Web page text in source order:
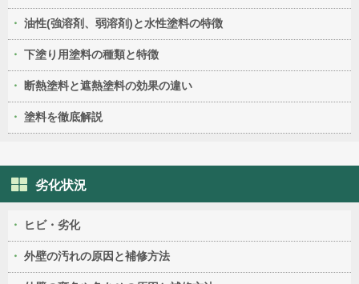
油性(強溶剤、弱溶剤)と水性塗料の特徴
下塗り用塗料の種類と特徴
断熱塗料と遮熱塗料の効果の違い
塗料を徹底解説
劣化状況
ヒビ・劣化
外壁の汚れの原因と補修方法